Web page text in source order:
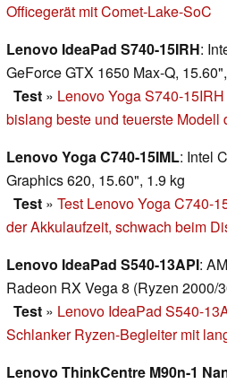
Officegerät mit Comet-Lake-SoC
Lenovo IdeaPad S740-15IRH:
GeForce GTX 1650 Max-Q,
Test » Lenovo Yoga S740-
bislang beste und teuerste Modell
Lenovo Yoga C740-15IML: Intel
Graphics 620, 15.60", 1.9 kg
Test » Test Lenovo Yoga C740-
der Akkulaufzeit, schwach beim
Lenovo IdeaPad S540-13API:
Radeon RX Vega 8 (Ryzen 2000/
Test » Lenovo IdeaPad S540-
Schlanker Ryzen-Begleiter mit
Lenovo ThinkCentre M90n-1